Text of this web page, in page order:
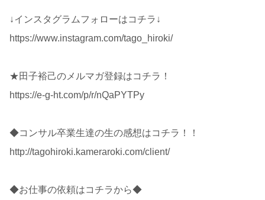
↓インスタグラムフォローはコチラ↓
https://www.instagram.com/tago_hiroki/
★田子裕己のメルマガ登録はコチラ！
https://e-g-ht.com/p/r/nQaPYTPy
◆コンサル卒業生達の生の感想はコチラ！！
http://tagohiroki.kameraroki.com/client/
◆お仕事の依頼はコチラから◆